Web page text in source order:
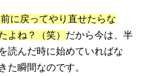
に戻ってやり直せたらな
ね？（笑） だから今は、半
読んだ時に始めていればな
瞬間なのです。